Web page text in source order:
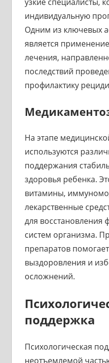
индивидуальную
Одним из ключевых
является
лечения,
последствий
профилактику
На этапе
используются
поддержания
здоровья ребенка.
витамины,
лекарственные
для восстановления
систем организма.
препаратов
выздоровления и
осложнений.
поддержка
Психологическая
неотъемлемой